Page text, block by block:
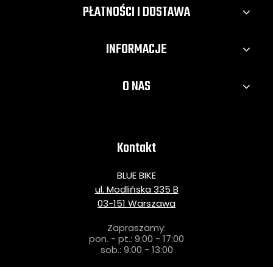
PŁATNOŚCI I DOSTAWA
INFORMACJE
O NAS
Kontakt
BLUE BIKE
ul. Modlińska 335 B
03-151 Warszawa
Zapraszamy:
pon. - pt.: 9:00 - 17:00
sob.: 9:00 - 13:00